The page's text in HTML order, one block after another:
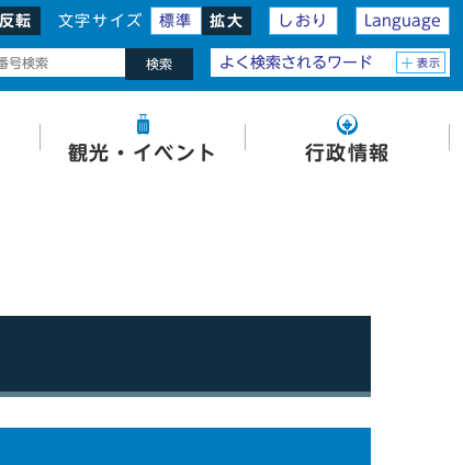
反転 文字サイズ 標準 拡大 しおり Language
検索 よく検索されるワード 表示
観光・イベント 行政情報